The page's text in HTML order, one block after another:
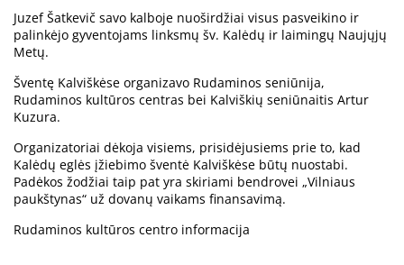
Juzef Šatkevič savo kalboje nuoširdžiai visus pasveikino ir
palinkėjo gyventojams linksmų šv. Kalėdų ir laimingų Naujųjų
Metų.
Šventę Kalviškėse organizavo Rudaminos seniūnija,
Rudaminos kultūros centras bei Kalviškių seniūnaitis Artur
Kuzura.
Organizatoriai dėkoja visiems, prisidėjusiems prie to, kad
Kalėdų eglės įžiebimo šventė Kalviškėse būtų nuostabi.
Padėkos žodžiai taip pat yra skiriami bendrovei „Vilniaus
paukštynas“ už dovanų vaikams finansavimą.
Rudaminos kultūros centro informacija